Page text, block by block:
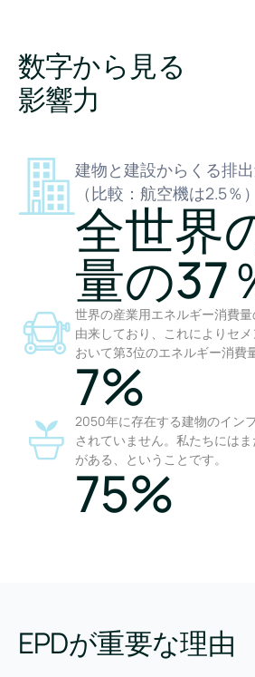
数字から見る
影響力
建物と建設からくる排
（比較：航空機は2.5％）
全世界
量の37
世界の産業用エネルギー消費
由来しており、これによりセ
おいて第3位のエネルギー消費
7%
2050年に存在する建物のイン
されていません。私たちには
がある、ということです。
75%
EPDが重要な理由